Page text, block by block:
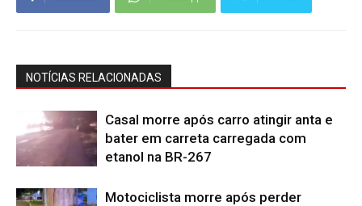
NOTÍCIAS RELACIONADAS
Casal morre após carro atingir anta e
bater em carreta carregada com
etanol na BR-267
Motociclista morre após perder